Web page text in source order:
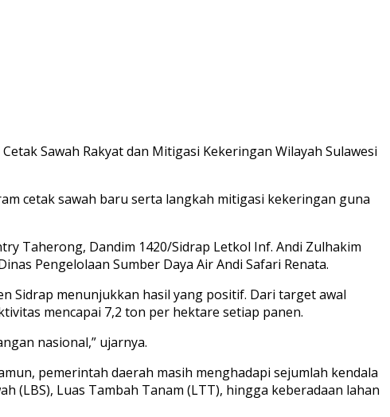
Sawah Rakyat dan Mitigasi Kekeringan Wilayah Sulawesi
cetak sawah baru serta langkah mitigasi kekeringan guna
Taherong, Dandim 1420/Sidrap Letkol Inf. Andi Zulhakim
Pengelolaan Sumber Daya Air Andi Safari Renata.
Sidrap menunjukkan hasil yang positif. Dari target awal
mencapai 7,2 ton per hektare setiap panen.
nasional,” ujarnya.
pemerintah daerah masih menghadapi sejumlah kendala
(LBS), Luas Tambah Tanam (LTT), hingga keberadaan lahan